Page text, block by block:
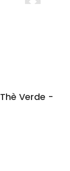
Verde -